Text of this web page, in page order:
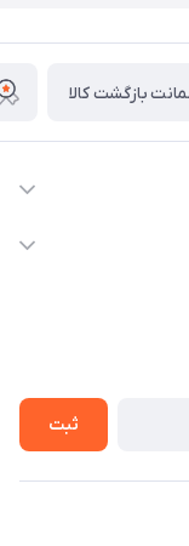
بازگشت کالا
روبرو شيلات
ثبت